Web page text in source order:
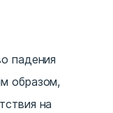
падения
образом,
на